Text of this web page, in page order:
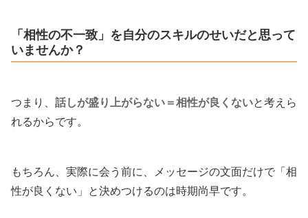
「相性の不一致」を自分のスキルのせいだと思って
いませんか？
つまり、 話しが盛り上がらない＝相性が良くないと考えら
れるからです。
もちろん、実際に会う前に、メッセージの文面だけで「相
性が良くない」と決めつけるのは時期尚早です。